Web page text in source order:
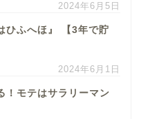
2024年6月5日
ひふへほ』 【3年で貯
2024年6月1日
！モテはサラリーマン